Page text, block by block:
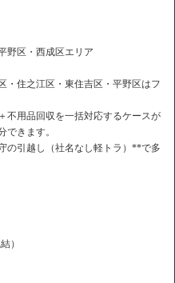
野区・西成区エリア
・住之江区・東住吉区・平野区はフ
不用品回収を一括対応するケースが
できます。
の引越し（社名なし軽トラ）**で多
）